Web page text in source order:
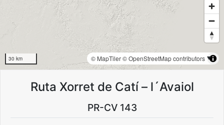
30 km © MapTiler© OpenStreetMap contributors
Ruta Xorret de Catí – l´Avaiol
PR-CV 143